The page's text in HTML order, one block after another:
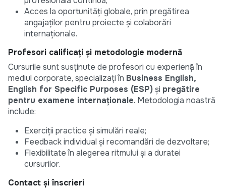
Acces la oportunități globale, prin pregătirea
angajaților pentru proiecte și colaborări
internaționale.
Profesori calificați și metodologie modernă
Cursurile sunt susținute de profesori cu experiență în
mediul corporate, specializați în Business English,
English for Specific Purposes (ESP) și pregătire
pentru examene internaționale. Metodologia noastră
include:
Exerciții practice și simulări reale;
Feedback individual și recomandări de dezvoltare;
Flexibilitate în alegerea ritmului și a duratei
cursurilor.
Contact și înscrieri